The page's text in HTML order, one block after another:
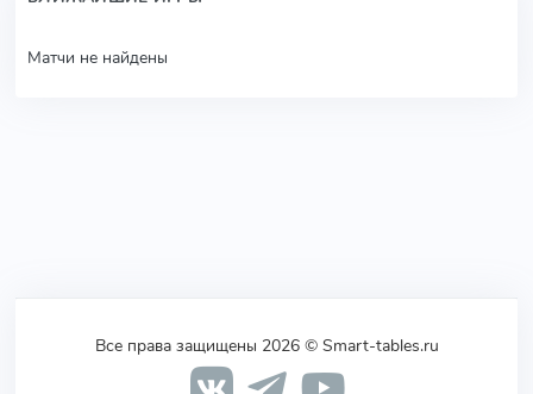
Матчи не найдены
Все права защищены 2026 © Smart-tables.ru